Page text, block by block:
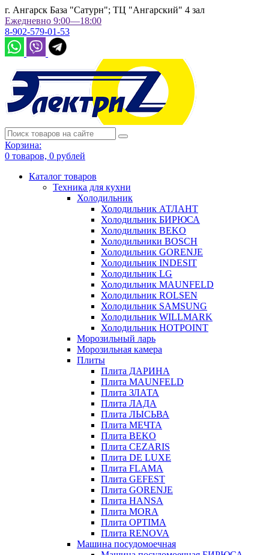
г. Ангарск База "Сатурн"; ТЦ "Ангарский" 4 зал
Ежедневно 9:00—18:00
8-902-579-01-53
Корзина:
0 товаров, 0 рублей
Каталог товаров
Техника для кухни
Холодильник
Холодильник АТЛАНТ
Холодильник БИРЮСА
Холодильник BEKO
Холодильники BOSCH
Холодильник GORENJE
Холодильник INDESIT
Холодильник LG
Холодильник MAUNFELD
Холодильник ROLSEN
Холодильник SAMSUNG
Холодильник WILLMARK
Холодильник HOTPOINT
Морозильный ларь
Морозильная камера
Плиты
Плита ДАРИНА
Плита MAUNFELD
Плита ЗЛАТА
Плита ЛАДА
Плита ЛЫСЬВА
Плита МЕЧТА
Плита BEKO
Плита CEZARIS
Плита DE LUXE
Плита FLAMA
Плита GEFEST
Плита GORENJE
Плита HANSA
Плита MORA
Плита OPTIMA
Плита RENOVA
Машина посудомоечная